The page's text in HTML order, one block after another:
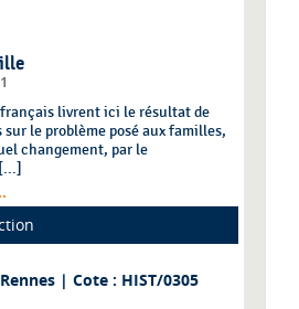
français livrent ici le résultat de
le problème posé aux familles,
changement, par le
| Cote : HIST/0305